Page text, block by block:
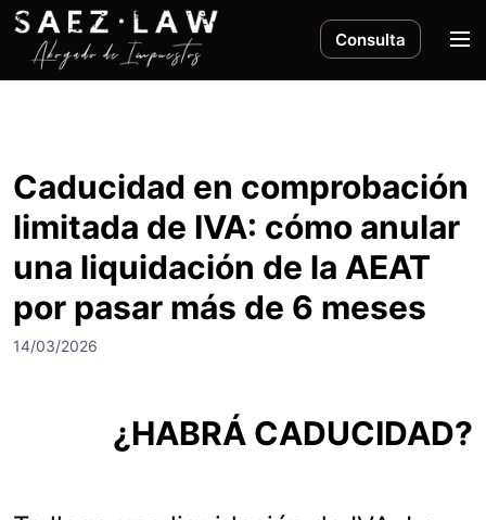
Consulta
M
Caducidad en comprobación
limitada de IVA: cómo anular
una liquidación de la AEAT
por pasar más de 6 meses
14/03/2026
¿HABRÁ CADUCIDAD?